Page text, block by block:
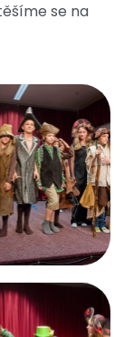
se na